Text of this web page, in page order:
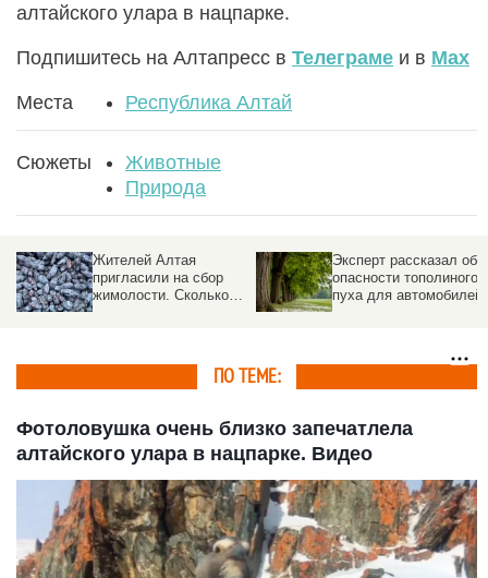
алтайского улара в нацпарке.
Подпишитесь на Алтапресс в Телеграме и в Max
Места Республика Алтай
Сюжеты
Животные
Природа
Эксперт рассказал об
опасности тополиного
пуха для автомобилей
В Барнауле дерево
упало на машину
ПО ТЕМЕ:
Фотоловушка очень близко запечатлела
алтайского улара в нацпарке. Видео